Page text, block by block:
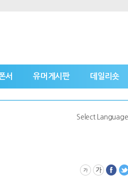
서 유머게시판 데일리숏
Select Language